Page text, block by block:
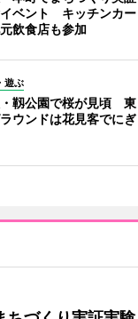
ベント キッチンカー
飲食店も参加
遊ぶ
靱公園で桜が見頃 東
ウンドは花見客でにぎ